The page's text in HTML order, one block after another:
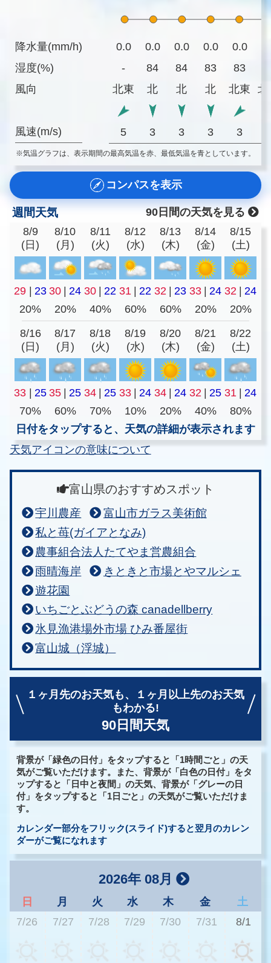
降水量(mm/h)
湿度(%)
風向
風速(m/s)
0.0 0.0 0.0 0.0 0.0
-
84 84 83 83
北東
北 北 北 北東 北
5 3 3 3 3
※気温グラフは、表示期間の最高気温を赤、最低気温を青としています。
コンパスを表示
週間天気
90日間の天気を見る
8/9
(日)
8/10
(月)
8/11
(火)
8/12
(水)
8/13
(木)
8/14
(金)
8/15
(土)
29 | 23 30 | 24 30 | 22 31 | 22 32 | 23 33 | 24 32 | 24
20%
20% 40% 60% 60% 20% 20%
8/16
(日)
8/17
(月)
8/18
(火)
8/19
(水)
8/20
(木)
8/21
(金)
8/22
(土)
33 | 25 35 | 25 34 | 25 33 | 24 34 | 24 32 | 25 31 | 24
70%
60% 70% 10% 20% 40%
80%
日付をタップすると、天気の詳細が表示されます
天気アイコンの意味について
富山県のおすすめスポット
宇川農産
富山市ガラス美術館
私と苺(ガイアとなみ)
農事組合法人たてやま営農組合
雨晴海岸
きときと市場とやマルシェ
遊花園
いちごとぶどうの森 canadellberry
氷見漁港場外市場 ひみ番屋街
富山城（浮城）
１ヶ月先のお天気も、
１ヶ月以上先のお天気
もわかる!
90日間天気
背景が「緑色の日付」をタップすると「1時間ごと」の天
気がご覧いただけます。また、背景が「白色の日付」をタ
ップすると「日中と夜間」の天気、背景が「グレーの日
付」をタップすると「1日ごと」の天気がご覧いただけま
す。
カレンダー部分をフリック(スライド)すると翌月のカレン
ダーがご覧になれます
2026年 08月
日 月 火 水 木 金
土
7/26
7/27 7/28 7/29 7/30 7/31 8/1